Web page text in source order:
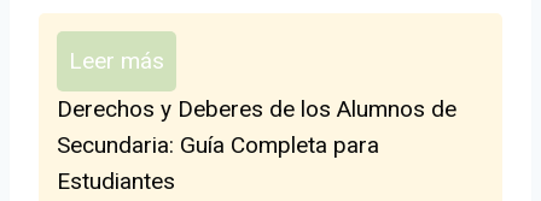
Leer más
Derechos y Deberes de los Alumnos de
Secundaria: Guía Completa para
Estudiantes